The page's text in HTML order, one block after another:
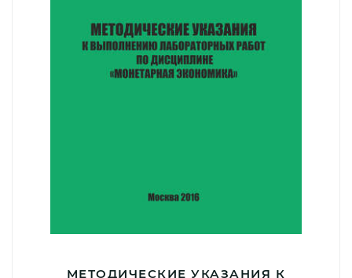
МЕТОДИЧЕСКИЕ УКАЗАНИЯ К